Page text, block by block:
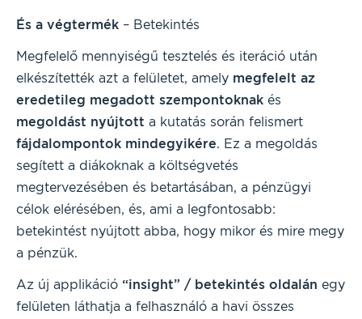
És a végtermék – Betekintés
Megfelelő mennyiségű tesztelés és iteráció után
elkészítették azt a felületet, amely megfelelt az
eredetileg megadott szempontoknak és
megoldást nyújtott a kutatás során felismert
fájdalompontok mindegyikére. Ez a megoldás
segített a diákoknak a költségvetés
megtervezésében és betartásában, a pénzügyi
célok elérésében, és, ami a legfontosabb:
betekintést nyújtott abba, hogy mikor és mire megy
a pénzük.
Az új applikáció “insight” / betekintés oldalán egy
felületen láthatja a felhasználó a havi összes